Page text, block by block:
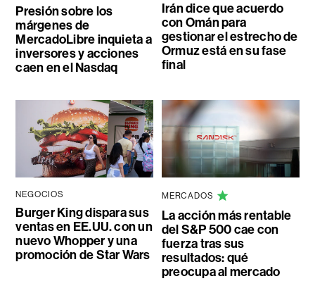
Presión sobre los
márgenes de
MercadoLibre inquieta a
inversores y acciones
caen en el Nasdaq
Irán dice que acuerdo
con Omán para
gestionar el estrecho de
Ormuz está en su fase
final
NEGOCIOS
Burger King dispara sus
ventas en EE.UU. con un
nuevo Whopper y una
promoción de Star Wars
MERCADOS
La acción más rentable
del S&P 500 cae con
fuerza tras sus
resultados: qué
preocupa al mercado